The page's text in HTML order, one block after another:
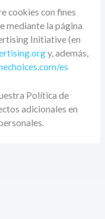
cookies con fines
mediante la página
Initiative (en
y, además,
es
Política de
adicionales en